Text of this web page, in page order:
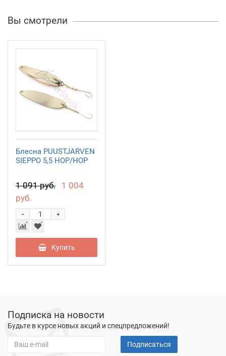
Вы смотрели
Блесна PUUSTJARVEN
SIEPPO 5,5 HOP/HOP
1 091 руб.
1 004
руб.
+
-
Купить
Подписка на новости
Будьте в курсе новых акций и спецпредложений!
Подписаться